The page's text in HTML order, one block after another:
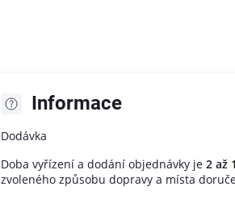
Informace
Dodávka
Doba vyřízení a dodání objednávky je 2 až
zvoleného způsobu dopravy a místa